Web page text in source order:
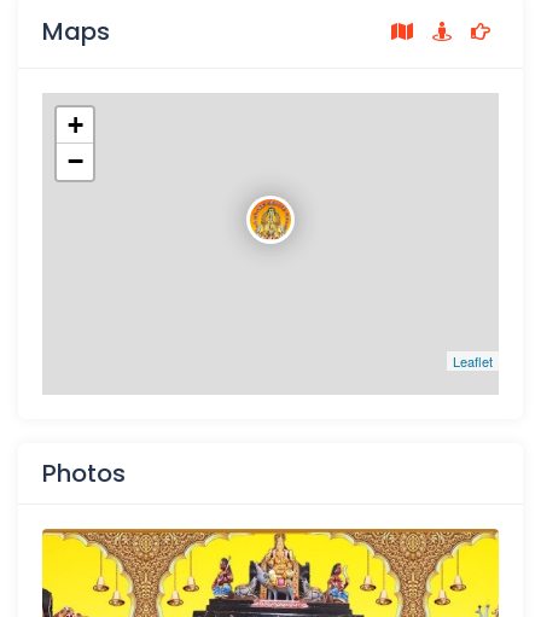
Maps
+
−
Leaflet
Photos